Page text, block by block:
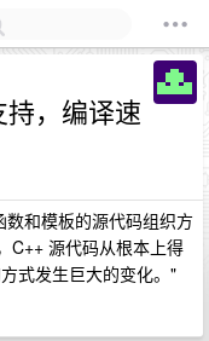
，编译速
和模板的源代码组织方
C++ 源代码从根本上得
式发生巨大的变化。"